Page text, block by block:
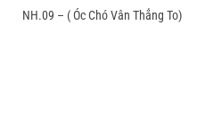
NH.09 – ( Óc Chó Vân Thẳng To)